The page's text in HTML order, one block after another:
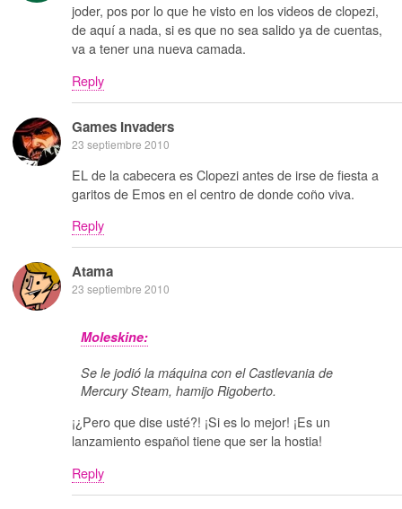
joder, pos por lo que he visto en los videos de clopezi,
de aquí a nada, si es que no sea salido ya de cuentas,
va a tener una nueva camada.
Reply
Games Invaders
23 septiembre 2010
EL de la cabecera es Clopezi antes de irse de fiesta a
garitos de Emos en el centro de donde coño viva.
Reply
Atama
23 septiembre 2010
Moleskine:
Se le jodió la máquina con el Castlevania de
Mercury Steam, hamijo Rigoberto.
¡¿Pero que dise usté?! ¡Si es lo mejor! ¡Es un
lanzamiento español tiene que ser la hostia!
Reply